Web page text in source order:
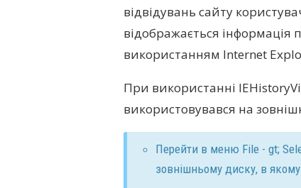
відвідувань сайту
відображається інформація
використанням Internet
При використанні
використовувався на
Перейти в меню File - gt;
зовнішньому диску, в